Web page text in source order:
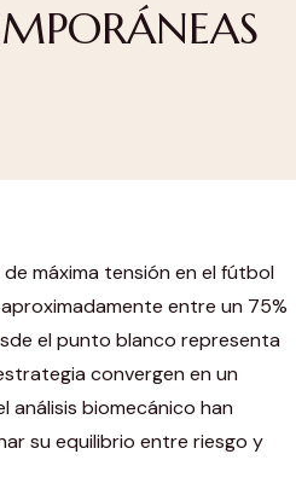
máxima tensión en el fútbol
entre un 75%
el punto blanco representa
convergen en un
análisis biomecánico han
su equilibrio entre riesgo y